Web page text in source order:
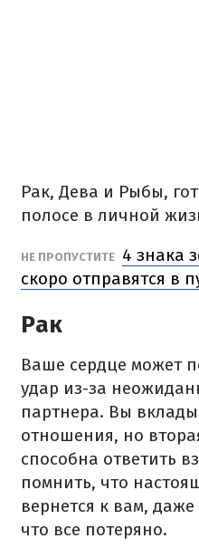
Рак, Дева и Рыбы,
полосе в личной
НЕ ПРОПУСТИТЕ 4 знака
скоро отправятся в
Рак
Ваше сердце может
удар из-за
партнера. Вы
отношения, но
способна ответить
помнить, что
вернется к вам,
что все потеряно.